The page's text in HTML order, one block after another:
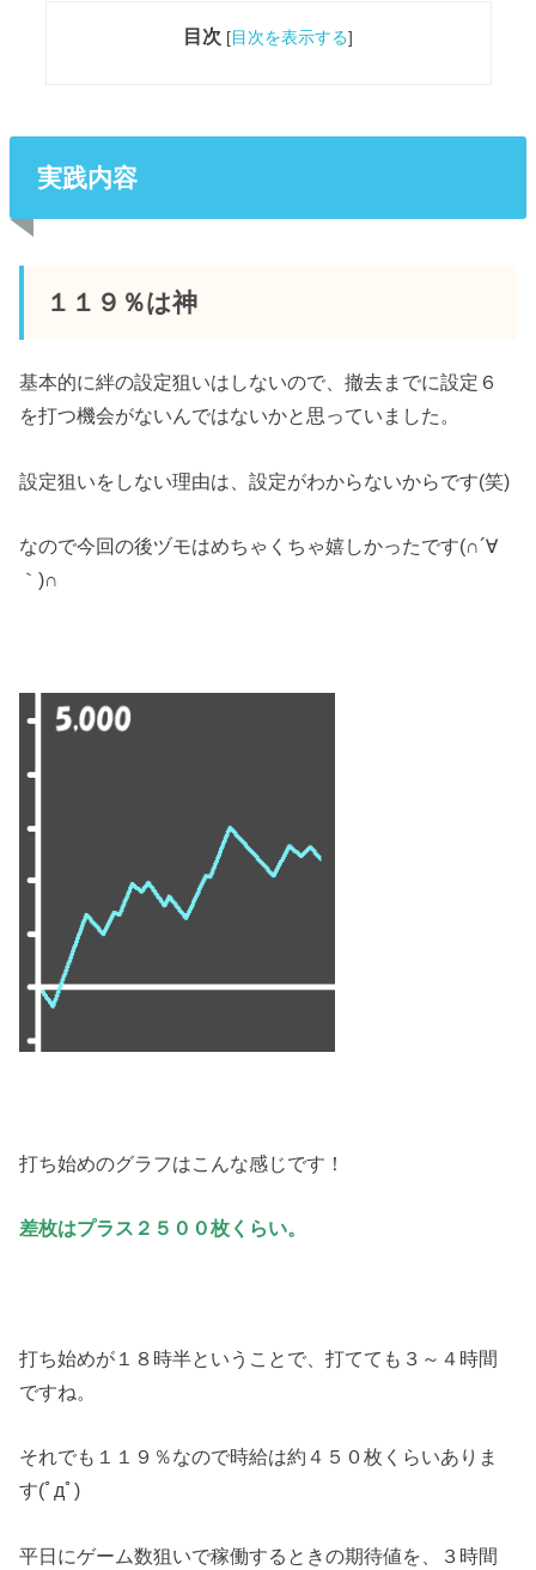
目次 [目次を表示する]
実践内容
１１９％は神
基本的に絆の設定狙いはしないので、撤去までに設定６
を打つ機会がないんではないかと思っていました。
設定狙いをしない理由は、設定がわからないからです(笑)
なので今回の後ヅモはめちゃくちゃ嬉しかったです(∩´∀
｀)∩
打ち始めのグラフはこんな感じです！
差枚はプラス２５００枚くらい。
打ち始めが１８時半ということで、打てても３～４時間
ですね。
それでも１１９％なので時給は約４５０枚くらいありま
す(ﾟдﾟ)
平日にゲーム数狙いで稼働するときの期待値を、３時間